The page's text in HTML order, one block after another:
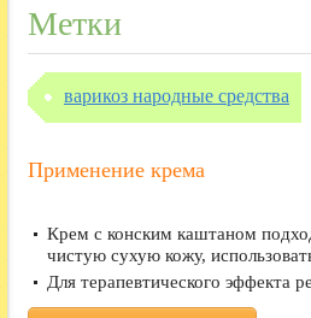
Метки
варикоз народные средства
Применение крема
Крем с конским каштаном
чистую сухую кожу,
Для терапевтического эффекта